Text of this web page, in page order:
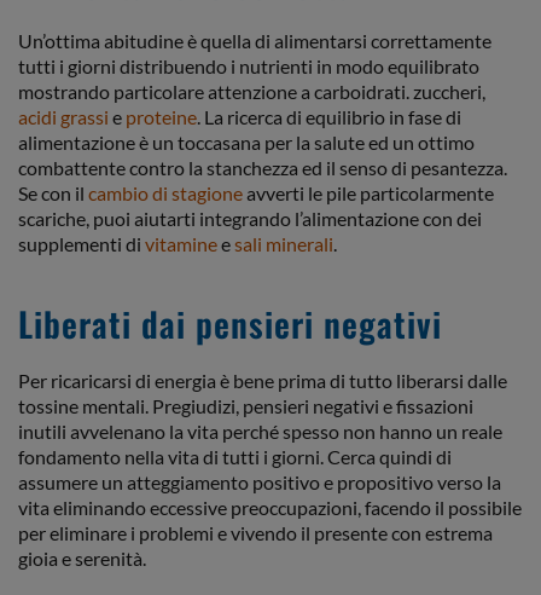
Un’ottima abitudine è quella di alimentarsi correttamente
tutti i giorni distribuendo i nutrienti in modo equilibrato
mostrando particolare attenzione a carboidrati. zuccheri,
acidi grassi e proteine. La ricerca di equilibrio in fase di
alimentazione è un toccasana per la salute ed un ottimo
combattente contro la stanchezza ed il senso di pesantezza.
Se con il cambio di stagioneavverti le pile particolarmente
scariche, puoi aiutarti integrando l’alimentazione con dei
supplementi di vitamineesali minerali.
Liberati dai pensieri negativi
Per ricaricarsi di energia è bene prima di tutto liberarsi dalle
tossine mentali. Pregiudizi, pensieri negativi e fissazioni
inutili avvelenano la vita perché spesso non hanno un reale
fondamento nella vita di tutti i giorni. Cerca quindi di
assumere un atteggiamento positivo e propositivo verso la
vita eliminando eccessive preoccupazioni, facendo il possibile
per eliminare i problemi e vivendo il presente con estrema
gioia e serenità.